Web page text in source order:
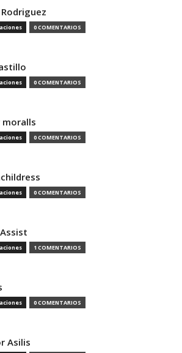
0 COMENTARIOS
0 COMENTARIOS
moralls
0 COMENTARIOS
0 COMENTARIOS
1 COMENTARIOS
0 COMENTARIOS
Asilis